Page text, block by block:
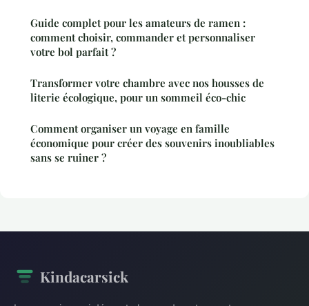
Guide complet pour les amateurs de ramen :
comment choisir, commander et personnaliser
votre bol parfait ?
Transformer votre chambre avec nos housses de
literie écologique, pour un sommeil éco-chic
Comment organiser un voyage en famille
économique pour créer des souvenirs inoubliables
sans se ruiner ?
Kindacarsick